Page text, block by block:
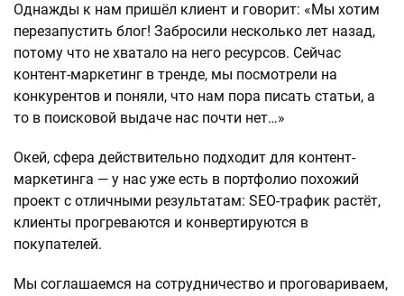
Однажды к нам пришёл клиент и говорит: «Мы хотим
перезапустить блог! Забросили несколько лет назад,
потому что не хватало на него ресурсов. Сейчас
контент-маркетинг в тренде, мы посмотрели на
конкурентов и поняли, что нам пора писать статьи, а
то в поисковой выдаче нас почти нет…»
Окей, сфера действительно подходит для контент-
маркетинга — у нас уже есть в портфолио похожий
проект с отличными результатам: SEO-трафик растёт,
клиенты прогреваются и конвертируются в
покупателей.
Мы соглашаемся на сотрудничество и проговариваем,